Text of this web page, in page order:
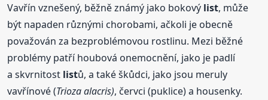
Vavřín vznešený, běžně známý jako bokový list, může
být napaden různými chorobami, ačkoli je obecně
považován za bezproblémovou rostlinu. Mezi běžné
problémy patří houbová onemocnění, jako je padlí
a skvrnitost listů, a také škůdci, jako jsou meruly
vavřínové (Trioza alacris), červci (puklice) a housenky.